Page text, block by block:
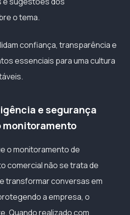
o tema.
confiança, transparência e
essenciais para uma cultura
e segurança
monitoramento
o monitoramento de
comercial não se trata de
transformar conversas em
a empresa, o
Quando realizado com